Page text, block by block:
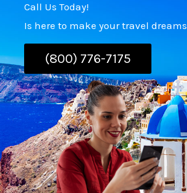
Call Us Today!
Is here to make your travel dreams
(800) 776-7175